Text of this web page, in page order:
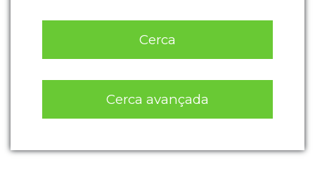
Cerca
Cerca avançada